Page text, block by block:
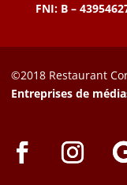
FNI: B –
©2018 Restaurant
Entreprises de